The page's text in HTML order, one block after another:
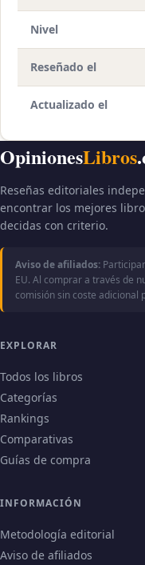
Nivel
Reseñado el
Actualizado el
OpinionesLibros
Reseñas editoriales
encontrar los mejores
decidas con criterio.
Aviso de afiliados:
EU. Al comprar a través de
comisión sin coste adicional
EXPLORAR
Todos los libros
Categorías
Rankings
Comparativas
Guías de compra
INFORMACIÓN
Metodología editorial
Aviso de afiliados